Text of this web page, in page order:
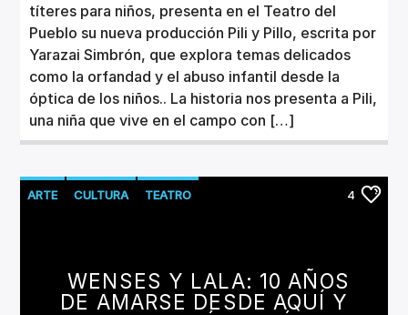
títeres para niños, presenta en el Teatro del
Pueblo su nueva producción Pili y Pillo, escrita por
Yarazai Simbrón, que explora temas delicados
como la orfandad y el abuso infantil desde la
óptica de los niños.. La historia nos presenta a Pili,
una niña que vive en el campo con […]
ARTE CULTURA TEATRO 4
WENSES Y LALA: 10 AÑOS
DE AMARSE DESDE AQUÍ Y